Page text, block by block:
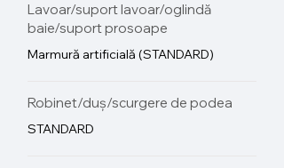
Lavoar/suport lavoar/oglindă
baie/suport prosoape
Marmură artificială (STANDARD)
Robinet/duș/scurgere de podea
STANDARD